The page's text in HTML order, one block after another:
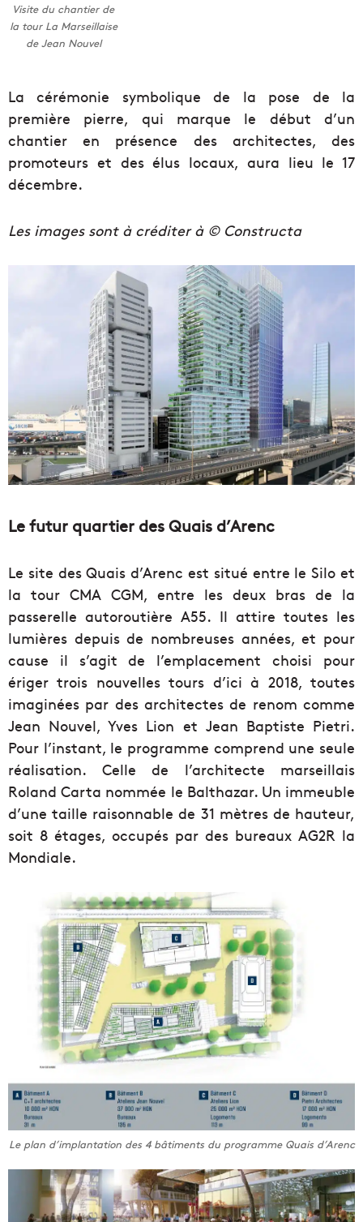
Visite du chantier de
la tour La Marseillaise
de Jean Nouvel
La cérémonie symbolique de la pose de la
première pierre, qui marque le début d’un
chantier en présence des architectes, des
promoteurs et des élus locaux, aura lieu le 17
décembre.
Les images sont à créditer à © Constructa
Le futur quartier des Quais d’Arenc
Le site des Quais d’Arenc est situé entre le Silo et
la tour CMA CGM, entre les deux bras de la
passerelle autoroutière A55. Il attire toutes les
lumières depuis de nombreuses années, et pour
cause il s’agit de l’emplacement choisi pour
ériger trois nouvelles tours d’ici à 2018, toutes
imaginées par des architectes de renom comme
Jean Nouvel, Yves Lion et Jean Baptiste Pietri.
Pour l’instant, le programme comprend une seule
réalisation. Celle de l’architecte marseillais
Roland Carta nommée le Balthazar. Un immeuble
d’une taille raisonnable de 31 mètres de hauteur,
soit 8 étages, occupés par des bureaux AG2R la
Mondiale.
Le plan d’implantation des 4 bâtiments du programme Quais d’Arenc